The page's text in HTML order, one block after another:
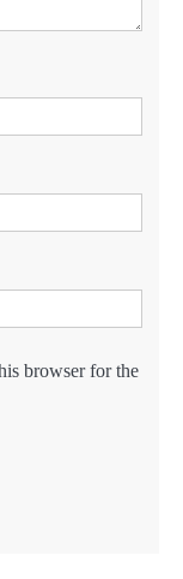
browser for the